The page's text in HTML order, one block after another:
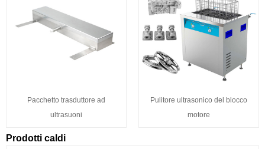
Pacchetto trasduttore ad
ultrasuoni
Pulitore ultrasonico del blocco
motore
Prodotti caldi